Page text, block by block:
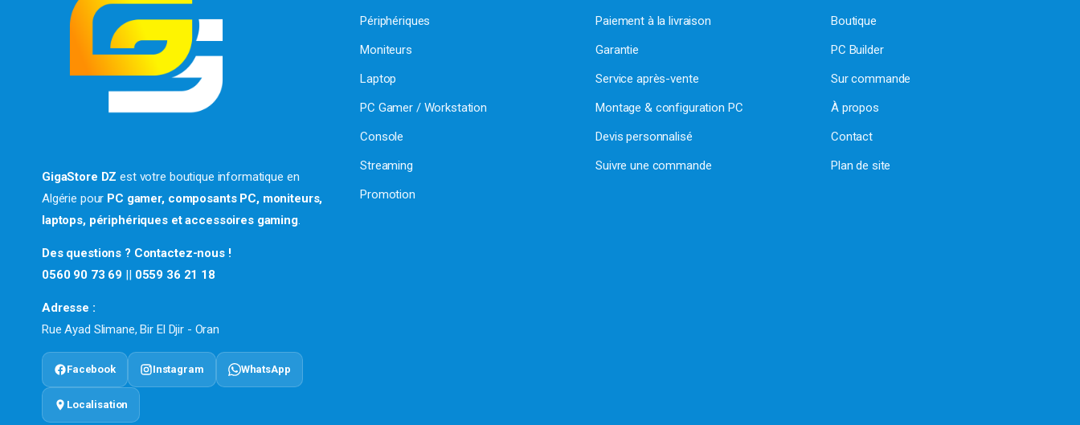
GigaStore DZ est votre boutique informatique en
Algérie pour PC gamer, composants PC, moniteurs,
laptops, périphériques et accessoires gaming.
Des questions ? Contactez-nous !
0560 90 73 69 || 0559 36 21 18
Adresse :
Rue Ayad Slimane, Bir El Djir - Oran
Facebook Instagram WhatsApp
Localisation
Périphériques
Moniteurs
Laptop
PC Gamer / Workstation
Console
Streaming
Promotion
Paiement à la livraison
Garantie
Service après-vente
Montage & configuration PC
Devis personnalisé
Suivre une commande
Boutique
PC Builder
Sur commande
À propos
Contact
Plan de site